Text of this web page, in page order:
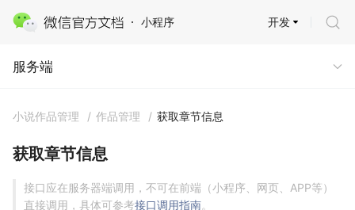
小程序
服务端
开发
服务端
小说作品管理 / 作品管理 / 获取章节信息
获取章节信息
接口应在服务器端调用，不可在前端（小程序、网页、APP等）
直接调用，具体可参考接口调用指南。